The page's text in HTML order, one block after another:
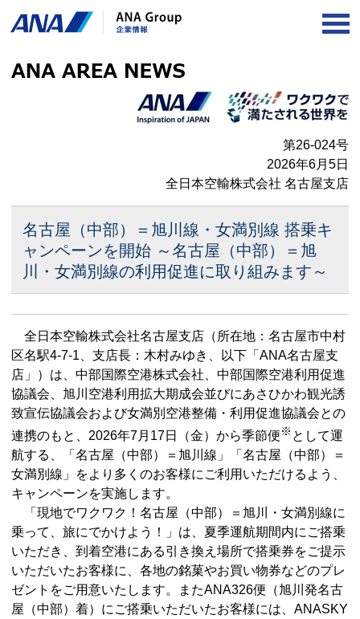
第26-024号
2026年6月5日
全日本空輸株式会社 名古屋支店
名古屋（中部）＝旭川線・女満別線 搭乗キ
ャンペーンを開始 ～名古屋（中部）＝旭
川・女満別線の利用促進に取り組みます～
全日本空輸株式会社名古屋支店（所在地：名古屋市中村
区名駅4-7-1、支店長：木村みゆき、以下「ANA名古屋支
店」）は、中部国際空港株式会社、中部国際空港利用促進
協議会、旭川空港利用拡大期成会並びにあさひかわ観光誘
致宣伝協議会および女満別空港整備・利用促進協議会との
連携のもと、2026年7月17日（金）から季節便※ として運
航する、「名古屋（中部）＝旭川線」「名古屋（中部）＝
女満別線」をより多くのお客様にご利用いただけるよう、
キャンペーンを実施します。
「現地でワクワク！名古屋（中部）＝旭川・女満別線に
乗って、旅にでかけよう！」は、夏季運航期間内にご搭乗
いただき、到着空港にある引き換え場所で搭乗券をご提示
いただいたお客様に、各地の銘菓やお買い物券などのプレ
ゼントをご用意いたします。またANA326便（旭川発名古
屋（中部）着）にご搭乗いただいたお客様には、ANASKY